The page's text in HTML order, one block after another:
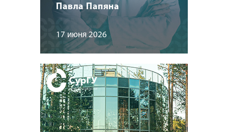
Павла Папяна
17 июня 2026